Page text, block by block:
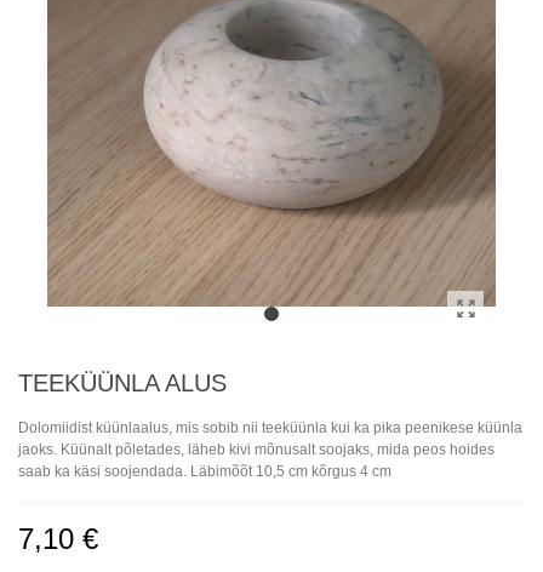
TEEKÜÜNLA ALUS
Dolomiidist küünlaalus, mis sobib nii teeküünla kui ka pika peenikese küünla
jaoks. Küünalt põletades, läheb kivi mõnusalt soojaks, mida peos hoides
saab ka käsi soojendada. Läbimõõt 10,5 cm kõrgus 4 cm
7,10 €